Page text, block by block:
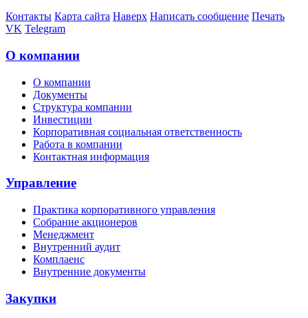
Контакты Карта сайта Наверх Написать сообщение Печать
VK Telegram
О компании
О компании
Документы
Структура компании
Инвестиции
Корпоративная социальная ответственность
Работа в компании
Контактная информация
Управление
Практика корпоративного управления
Собрание акционеров
Менеджмент
Внутренний аудит
Комплаенс
Внутренние документы
Закупки